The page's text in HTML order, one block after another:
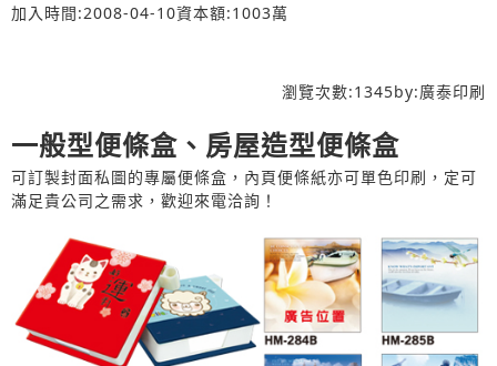
加入時間:2008-04-10資本額:1003萬
瀏覽次數:1345by:廣泰印刷
一般型便條盒、房屋造型便條盒
可訂製封面私圖的專屬便條盒，內頁便條紙亦可單色印刷，定可
滿足貴公司之需求，歡迎來電洽詢！